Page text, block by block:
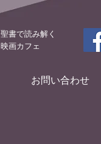
聖書で読み解く
​映画カフェ
​お問い合わせ